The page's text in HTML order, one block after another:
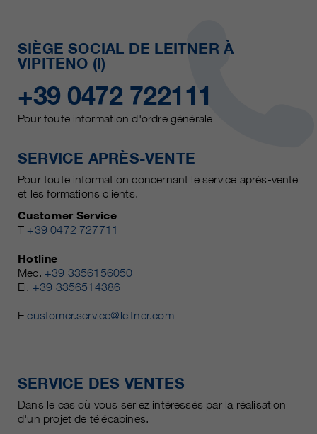
SIÈGE SOCIAL DE LEITNER À
VIPITENO (I)
+39 0472 722111
Pour toute information d'ordre générale
SERVICE APRÈS-VENTE
Pour toute information concernant le service après-vente
et les formations clients.
Customer Service
T +39 0472 727711
Hotline
Mec. +39 3356156050
El. +39 3356514386
Ecustomer.service@leitner.com
SERVICE DES VENTES
Dans le cas où vous seriez intéressés par la réalisation
d'un projet de télécabines.